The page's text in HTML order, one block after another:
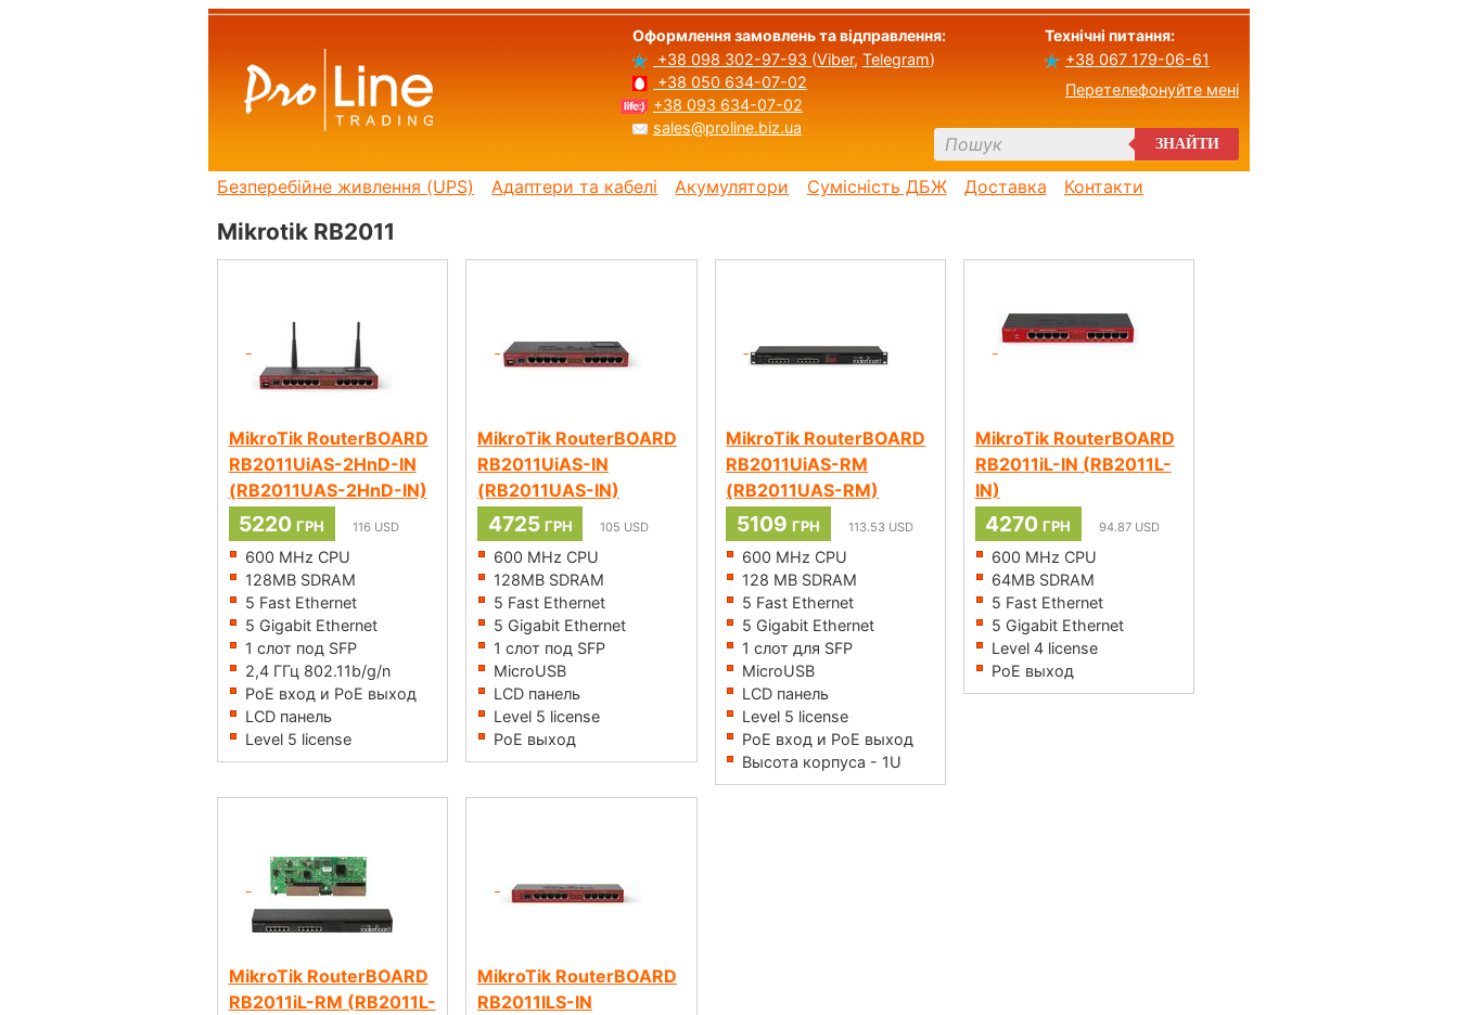
Технічні питання:
+38 067 179-06-61
Перетелефонуйте мені
Оформлення замовлень та відправлення:
+38 098 302-97-93 (Viber, Telegram)
+38 050 634-07-02
+38 093 634-07-02
sales@proline.biz.ua
ЗНАЙТИ
Безперебійне живлення (UPS) Адаптери та кабелі Акумулятори Сумісність ДБЖ Доставка Контакти
Mikrotik RB2011
MikroTik RouterBOARD
RB2011UiAS-2HnD-IN
(RB2011UAS-2HnD-IN)
5220ГРН 116 USD
600 MHz CPU
128MB SDRAM
5 Fast Ethernet
5 Gigabit Ethernet
1 слот под SFP
2,4 ГГц 802.11b/g/n
PoE вход и PoE выход
LCD панель
Level 5 license
MikroTik RouterBOARD
RB2011UiAS-IN
(RB2011UAS-IN)
4725 ГРН 105 USD
600 MHz CPU
128MB SDRAM
5 Fast Ethernet
5 Gigabit Ethernet
1 слот под SFP
MicroUSB
LCD панель
Level 5 license
PoE выход
MikroTik RouterBOARD
RB2011UiAS-RM
(RB2011UAS-RM)
5109 ГРН 113.53 USD
600 MHz CPU
128 MB SDRAM
5 Fast Ethernet
5 Gigabit Ethernet
1 слот для SFP
MicroUSB
LCD панель
Level 5 license
PoE вход и PoE выход
Высота корпуса - 1U
MikroTik RouterBOARD
RB2011iL-IN (RB2011L-
IN)
4270ГРН 94.87 USD
600 MHz CPU
64MB SDRAM
5 Fast Ethernet
5 Gigabit Ethernet
Level 4 license
PoE выход
MikroTik RouterBOARD
RB2011iL-RM (RB2011L-
MikroTik RouterBOARD
RB2011ILS-IN